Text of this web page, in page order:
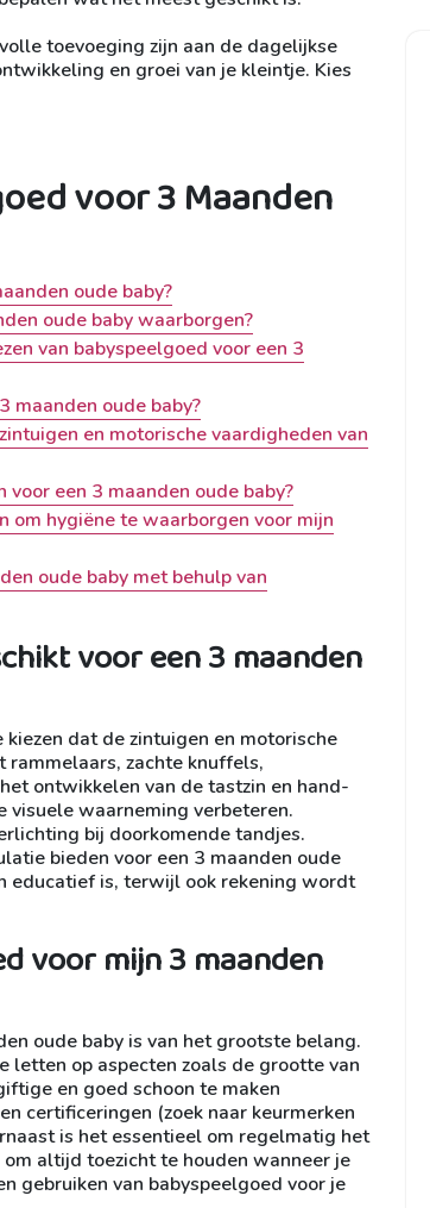
toevoeging zijn aan de dagelijkse
en groei van je kleintje. Kies
voor 3 Maanden
oude baby?
oude baby waarborgen?
van babyspeelgoed voor een 3
maanden oude baby?
en motorische vaardigheden van
een 3 maanden oude baby?
om hygiëne te waarborgen voor mijn
oude baby met behulp van
voor een 3 maanden
dat de zintuigen en motorische
zachte knuffels,
ontwikkelen van de tastzin en hand-
waarneming verbeteren.
bij doorkomende tandjes.
bieden voor een 3 maanden oude
educatief is, terwijl ook rekening wordt
voor mijn 3 maanden
oude baby is van het grootste belang.
letten op aspecten zoals de grootte van
en goed schoon te maken
certificeringen (zoek naar keurmerken
is het essentieel om regelmatig het
altijd toezicht te houden wanneer je
gebruiken van babyspeelgoed voor je